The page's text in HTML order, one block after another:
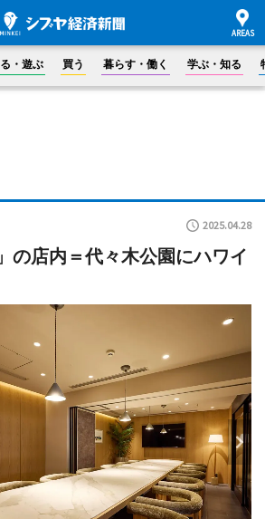
・遊ぶ 買う 暮らす・働く 学ぶ・知る
2025.04.28
の店内＝代々木公園にハワイ